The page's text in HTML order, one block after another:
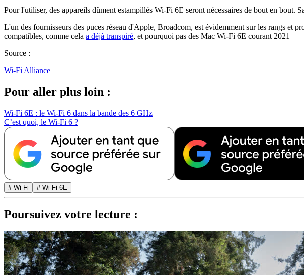
Pour l'utiliser, des appareils dûment estampillés Wi-Fi 6E seront nécessaires de bout en
L'un des fournisseurs des puces réseau d'Apple, Broadcom, est évidemment sur les rangs et
compatibles, comme cela a déjà transpiré, et pourquoi pas des Mac Wi-Fi 6E courant 2021
Source :
Wi-Fi Alliance
Pour aller plus loin :
Wi-Fi 6E : le Wi-Fi 6 dans la bande des 6 GHz
C’est quoi, le Wi-Fi 6 ?
# Wi-Fi # Wi-Fi 6E
Poursuivez votre lecture :